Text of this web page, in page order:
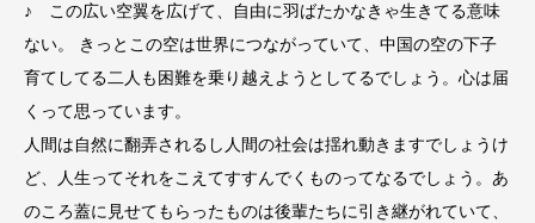
♪ この広い空翼を広げて、自由に羽ばたかなきゃ生きてる意味
ない。 きっとこの空は世界につながっていて、中国の空の下子
育てしてる二人も困難を乗り越えようとしてるでしょう。心は届
くって思っています。
人間は自然に翻弄されるし人間の社会は揺れ動きますでしょうけ
ど、人生ってそれをこえてすすんでくものってなるでしょう。あ
のころ蓋に見せてもらったものは後輩たちに引き継がれていて、